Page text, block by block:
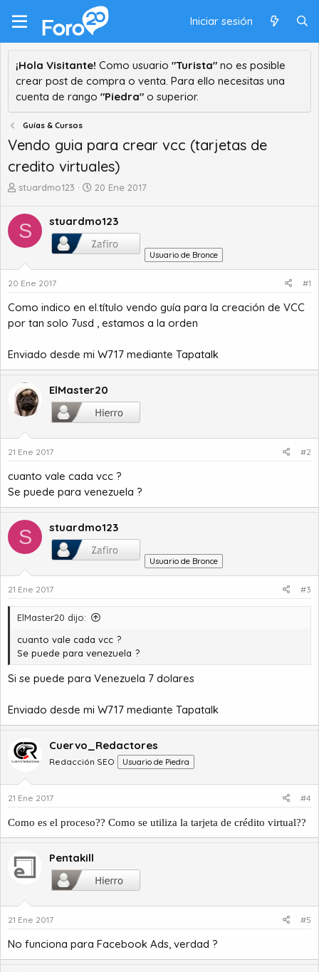
Iniciar sesión
¡Hola Visitante! Como usuario "Turista" no es posible
crear post de compra o venta. Para ello necesitas una
cuenta de rango "Piedra" o superior.
Guías & Cursos
Vendo guia para crear vcc (tarjetas de
credito virtuales)
A
t
o
r
e
m
a
stuardmo123
F
h
a
d
e
i
o
20 Ene 2017
S stuardmo123
Usuario de Bronce
20 Ene 2017 #1
Como indico en el.título vendo guía para la creación de VCC
por tan solo 7usd , estamos a la orden
Enviado desde mi W717 mediante Tapatalk
ElMaster20
21 Ene 2017 #2
cuanto vale cada vcc ?
Se puede para venezuela ?
S stuardmo123
Usuario de Bronce
21 Ene 2017 #3
ElMaster20 dijo:
cuanto vale cada vcc ?
Se puede para venezuela ?
Si se puede para Venezuela 7 dolares
Enviado desde mi W717 mediante Tapatalk
Cuervo_Redactores
Redacción SEO Usuario de Piedra
21 Ene 2017 #4
Como es el proceso?? Como se utiliza la tarjeta de crédito virtual??
Pentakill
21 Ene 2017 #5
No funciona para Facebook Ads, verdad ?